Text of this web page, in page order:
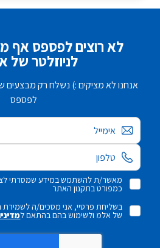
לא רוצים לפספס אף
לניוזלטר של
אנחנו לא מציקים :) נשלח רק מבצעים
לפספס
אימייל
מאשר/ת להשתמש במידע שמסרתי
כמפורט בתקנון האתר
בשליחת פרטיי, אני מסכים/ה לשמירת
של אלמ ולשימוש בהם בהתאם ל